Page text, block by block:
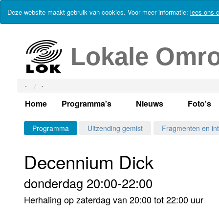
Deze website maakt gebruik van cookies. Voor meer informatie: lees ons
Lokale
- -
Home Programma's
Alle dagen
Per dag
Maandag
Alle programma's
Nieuws
Actueel Lokaal
Kabelkrant
Foto's
Programma Uitzending gemist Fragmenten en
Decennium Dick
donderdag 20:00-22:00
Herhaling op zaterdag van 20:00 tot 22:00 uur